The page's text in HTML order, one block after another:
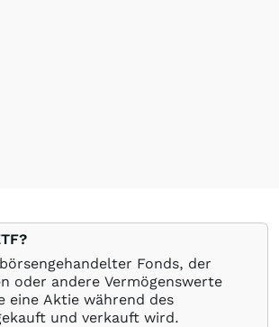
Fonds, der
oder andere Vermögenswerte
eine Aktie während des
und verkauft wird.